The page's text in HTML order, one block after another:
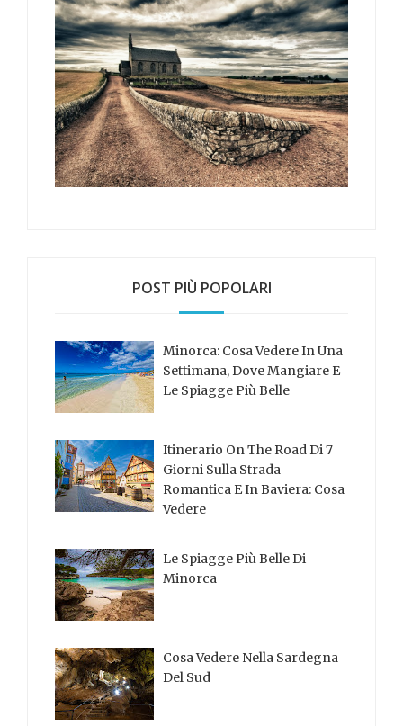
POST PIÙ POPOLARI
Minorca: Cosa Vedere In Una
Settimana, Dove Mangiare E
Le Spiagge Più Belle
Itinerario On The Road Di 7
Giorni Sulla Strada
Romantica E In Baviera: Cosa
Vedere
Le Spiagge Più Belle Di
Minorca
Cosa Vedere Nella Sardegna
Del Sud